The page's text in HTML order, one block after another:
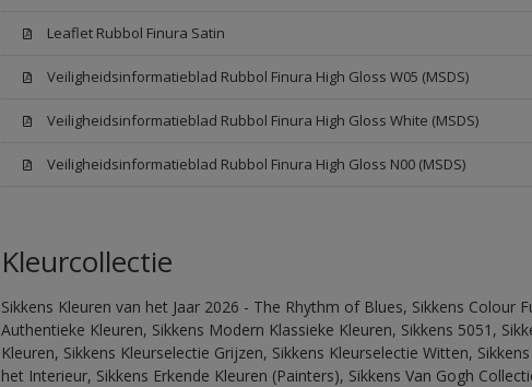
Leaflet Rubbol Finura Satin
Veiligheidsinformatieblad Rubbol Finura High Gloss W05 (MSDS)
Veiligheidsinformatieblad Rubbol Finura High Gloss White (MSDS)
Veiligheidsinformatieblad Rubbol Finura High Gloss N00 (MSDS)
Kleurcollectie
Sikkens Kleuren van het Jaar 2026 - The Rhythm of Blues, Sikkens Colour
Authentieke Kleuren, Sikkens Modern Klassieke Kleuren, Sikkens 5051,
Kleuren, Sikkens Kleurselectie Grijzen, Sikkens Kleurselectie Witten,
het Interieur, Sikkens Erkende Kleuren (Painters), Sikkens Van Gogh